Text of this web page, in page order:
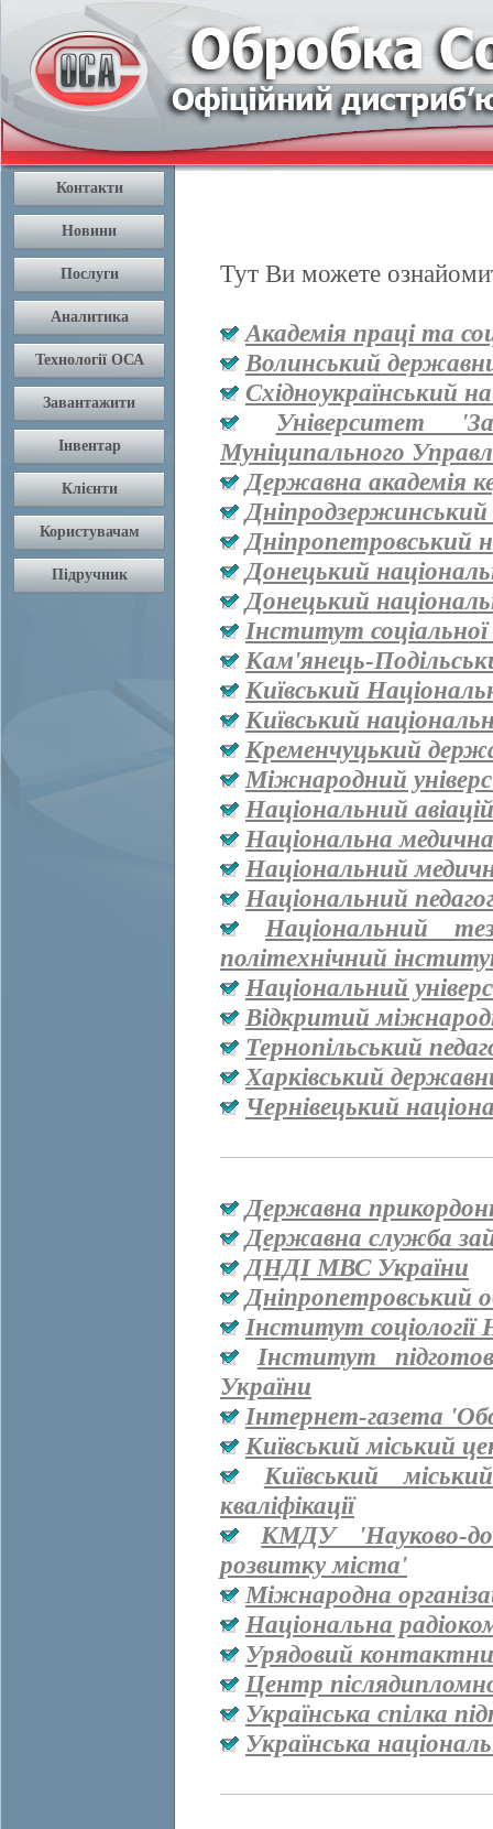
Тут Ви можете
Академія праці та
Волинський
Східноукраїнський
Університет
Муніципального
Державна академія
Дніпропетровський
Донецький
Донецький
Інститут
Кам'янець-
Київський
Київський
Кременчуцький
Міжнародний
Національний
Національна медична
Національний
Національний
Національний
політехнічний
Національний
Відкритий
Тернопільський
Харківський
Чернівецький
Державна
Державна служба
ДНДІ МВС України
Дніпропетровський
Інститут
Інститут
України
Інтернет-газета
Київський міський
Київський
кваліфікації
КМДУ 'Науково-
розвитку міста'
Міжнародна
Національна
Урядовий
Центр
Українська спілка
Українська